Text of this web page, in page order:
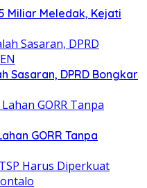
Miliar Meledak, Kejati
Sasaran, DPRD Bongkar
GORR Tanpa